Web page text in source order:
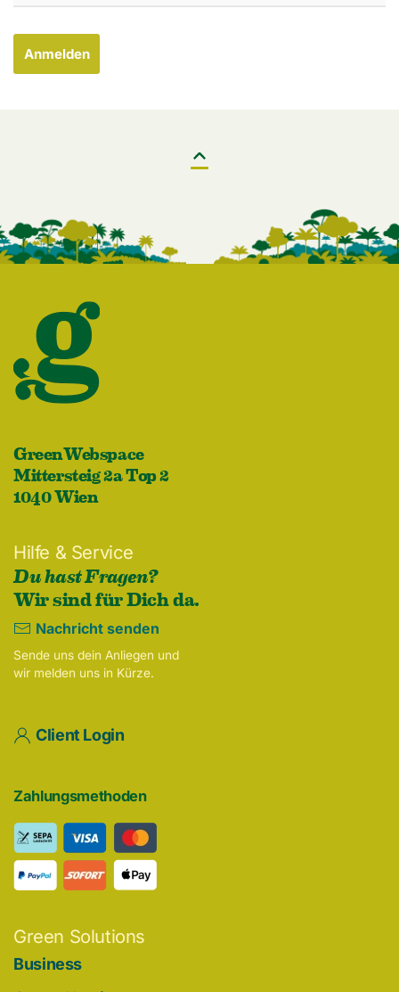
Anmelden
GreenWebspace
Mittersteig 2a Top 2
1040 Wien
Hilfe & Service
Du hast Fragen?
Wir sind für Dich da.
Nachricht senden
Sende uns dein Anliegen und
wir melden uns in Kürze.
Client Login
Zahlungsmethoden
Green Solutions
Business